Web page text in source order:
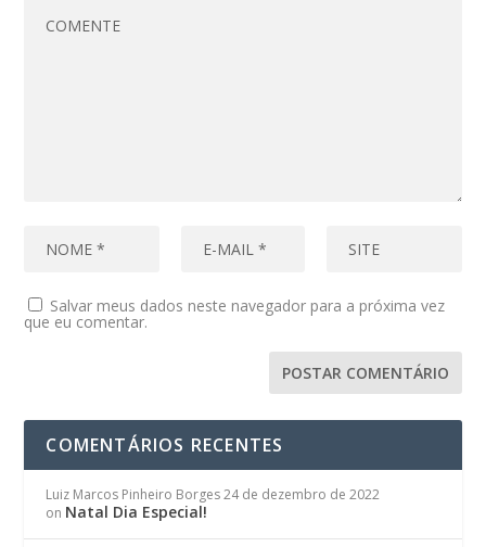
Salvar meus dados neste navegador para a próxima vez
que eu comentar.
COMENTÁRIOS RECENTES
Luiz Marcos Pinheiro Borges 24 de dezembro de 2022
on Natal Dia Especial!